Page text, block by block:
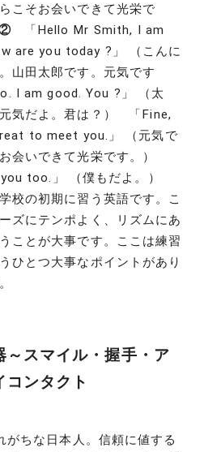
こそお会いできて光栄で
② 「Hello Mr Smith, I am
are you today ?」 （こんに
山田太郎です。元気です
I am good. You ?」 （太
気だよ。君は？） 「Fine,
to meet you.」 （元気で
会いできて光栄です。）
too.」 （僕もだよ。）
校の初期に習う英語です。こ
ズにテンポよく、リズムにあ
ことが大事です。ここは練習
ひとつ大事なポイントがあり
スマイル・握手・ア
コンタクト
がちな日本人。信頼に値する